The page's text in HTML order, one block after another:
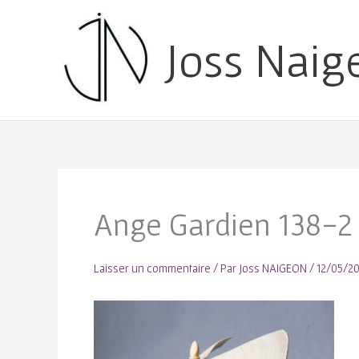
Joss
Ange Gardien 138-2
Laisser un commentaire / Par Joss NAIGEON /12/05/